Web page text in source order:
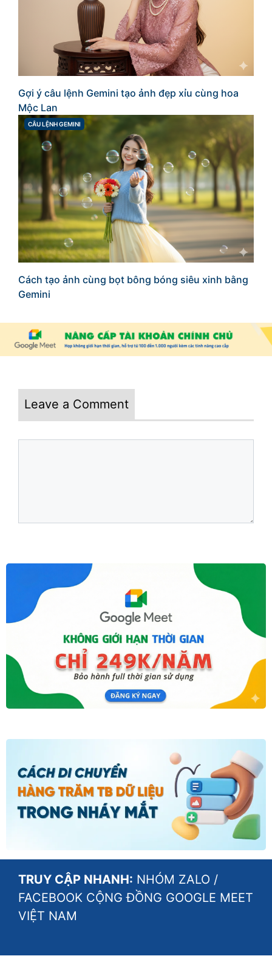
Gợi ý câu lệnh Gemini tạo ảnh đẹp xỉu cùng hoa
Mộc Lan
CATEGORIES
CÂU LỆNH GEMINI
Cách tạo ảnh cùng bọt bông bóng siêu xinh bằng
Gemini
Leave a Comment
TRUY CẬP NHANH: NHÓM ZALO /
FACEBOOK CỘNG ĐỒNG GOOGLE MEET
VIỆT NAM